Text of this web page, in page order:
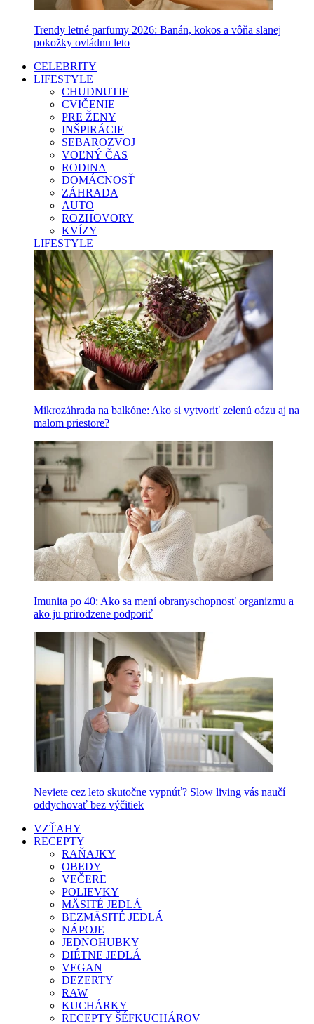
Trendy letné parfumy 2026: Banán, kokos a vôňa slanej
pokožky ovládnu leto
CELEBRITY
LIFESTYLE
CHUDNUTIE
CVIČENIE
PRE ŽENY
INŠPIRÁCIE
SEBAROZVOJ
VOĽNÝ ČAS
RODINA
DOMÁCNOSŤ
ZÁHRADA
AUTO
ROZHOVORY
KVÍZY
LIFESTYLE
Mikrozáhrada na balkóne: Ako si vytvoriť zelenú oázu aj na
malom priestore?
Imunita po 40: Ako sa mení obranyschopnosť organizmu a
ako ju prirodzene podporiť
Neviete cez leto skutočne vypnúť? Slow living vás naučí
oddychovať bez výčitiek
VZŤAHY
RECEPTY
RAŇAJKY
OBEDY
VEČERE
POLIEVKY
MÄSITÉ JEDLÁ
BEZMÄSITÉ JEDLÁ
NÁPOJE
JEDNOHUBKY
DIÉTNE JEDLÁ
VEGAN
DEZERTY
RAW
KUCHÁRKY
RECEPTY ŠÉFKUCHÁROV